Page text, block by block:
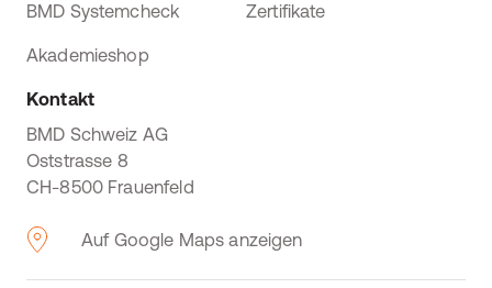
BMD Systemcheck Zertifikate
Akademieshop
Kontakt
BMD Schweiz AG
Oststrasse 8
CH-8500 Frauenfeld
Auf Google Maps anzeigen